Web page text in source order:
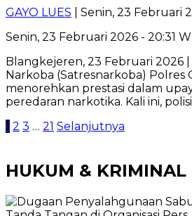
GAYO LUES | Senin, 23 Februari
Senin, 23 Februari 2026 - 20:31
Blangkejeren, 23 Februari 2026
Narkoba (Satresnarkoba) Polres
menorehkan prestasi dalam
peredaran narkotika. Kali ini,
Paginasi
1 2 3 … 21 Selanjutnya
HUKUM & KRIMINAL